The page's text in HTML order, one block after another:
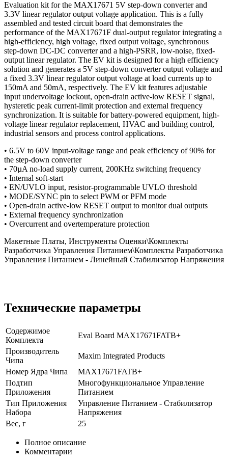
Evaluation kit for the MAX17671 5V step-down converter and
3.3V linear regulator output voltage application. This is a fully
assembled and tested circuit board that demonstrates the
performance of the MAX17671F dual-output regulator integrating a
high-efficiency, high voltage, fixed output voltage, synchronous
step-down DC-DC converter and a high-PSRR, low-noise, fixed-
output linear regulator. The EV kit is designed for a high efficiency
solution and generates a 5V step-down converter output voltage and
a fixed 3.3V linear regulator output voltage at load currents up to
150mA and 50mA, respectively. The EV kit features adjustable
input undervoltage lockout, open-drain active-low RESET signal,
hysteretic peak current-limit protection and external frequency
synchronization. It is suitable for battery-powered equipment, high-
voltage linear regulator replacement, HVAC and building control,
industrial sensors and process control applications.
• 6.5V to 60V input-voltage range and peak efficiency of 90% for
the step-down converter
• 70µA no-load supply current, 200KHz switching frequency
• Internal soft-start
• EN/UVLO input, resistor-programmable UVLO threshold
• MODE/SYNC pin to select PWM or PFM mode
• Open-drain active-low RESET output to monitor dual outputs
• External frequency synchronization
• Overcurrent and overtemperature protection
Макетные Платы, Инструменты Оценки\Комплекты
Разработчика Управления Питанием\Комплекты Разработчика
Управления Питанием - Линейный Стабилизатор Напряжения
Технические параметры
Содержимое
Комплекта
Eval Board MAX17671FATB+
Производитель
Чипа
Maxim Integrated Products
Номер Ядра Чипа
MAX17671FATB+
Подтип
Приложения
Многофункциональное Управление
Питанием
Тип Приложения
Набора
Управление Питанием - Стабилизатор
Напряжения
Вес, г
25
Полное описание
Комментарии